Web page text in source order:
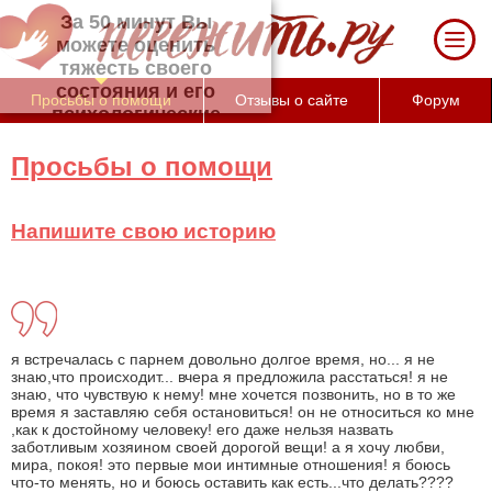
За 50 минут Вы можете оценить тяжесть
своего состояния и его психологические
причины (бесплатно)
Просьбы о помощи Отзывы о сайте Форум
Просьбы о помощи
Напишите свою историю
я встречалась с парнем довольно долгое время, но... я не
знаю,что происходит... вчера я предложила расстаться! я не
знаю, что чувствую к нему! мне хочется позвонить, но в то же
время я заставляю себя остановиться! он не относиться ко мне
,как к достойному человеку! его даже нельзя назвать
заботливым хозяином своей дорогой вещи! а я хочу любви,
мира, покоя! это первые мои интимные отношения! я боюсь
что-то менять, но и боюсь оставить как есть...что делать????